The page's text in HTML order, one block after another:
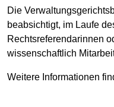
Die
beabsichtigt, im Laufe
Rechtsreferendarinnen
wissenschaftlich
Weitere Informationen